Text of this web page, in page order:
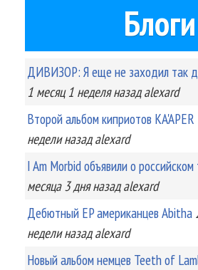
Блоги
ДИВИЗОР: Я еще не заходил так
1 месяц 1 неделяназад alexard
Второй альбом киприотов KA'APER
неделиназад alexard
I Am Morbid объявили о российском
месяца 3 дняназад alexard
Дебютный EP американцев Abitha
неделиназад alexard
Новый альбом немцев Teeth of